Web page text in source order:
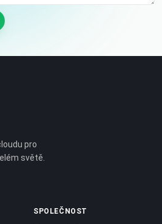
pro
světě.
SPOLEČNOST